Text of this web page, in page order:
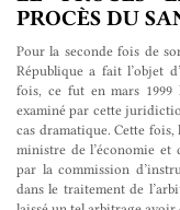
PROCÈS DU
Pour la seconde fois de
République a fait l’objet
fois, ce fut en mars 1999
examiné par cette
cas dramatique. Cette
ministre de l’économie et
par la commission
dans le traitement de